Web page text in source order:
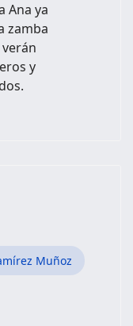
Ana ya
zamba
y
Muñoz